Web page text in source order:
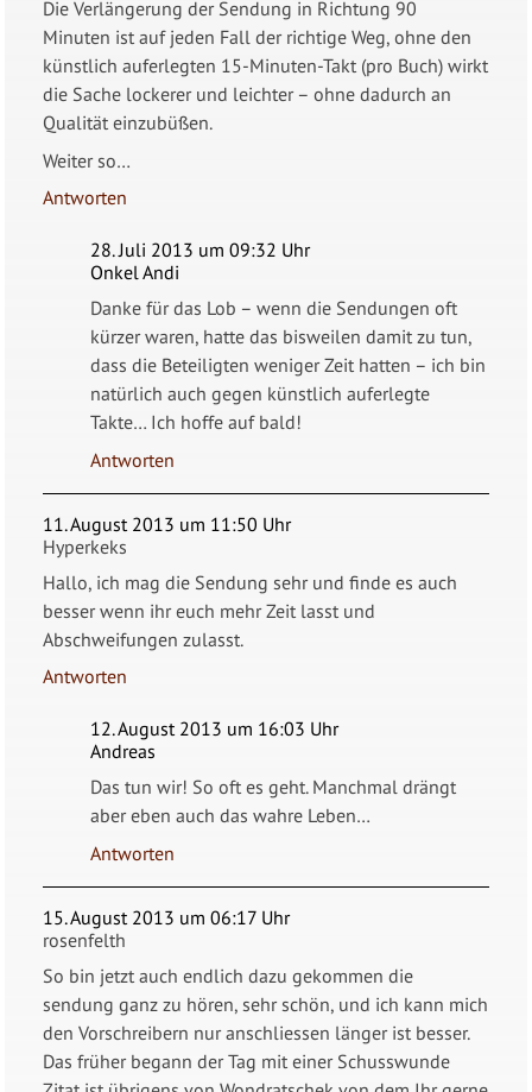
Die Verlängerung der Sendung in Richtung 90
Minuten ist auf jeden Fall der richtige Weg, ohne den
künstlich auferlegten 15-Minuten-Takt (pro Buch) wirkt
die Sache lockerer und leichter – ohne dadurch an
Qualität einzubüßen.
Weiter so…
Antworten
28. Juli 2013 um 09:32 Uhr
Onkel Andi
Danke für das Lob – wenn die Sendungen oft
kürzer waren, hatte das bisweilen damit zu tun,
dass die Beteiligten weniger Zeit hatten – ich bin
natürlich auch gegen künstlich auferlegte
Takte… Ich hoffe auf bald!
Antworten
11. August 2013 um 11:50 Uhr
Hyperkeks
Hallo, ich mag die Sendung sehr und finde es auch
besser wenn ihr euch mehr Zeit lasst und
Abschweifungen zulasst.
Antworten
12. August 2013 um 16:03 Uhr
Andreas
Das tun wir! So oft es geht. Manchmal drängt
aber eben auch das wahre Leben…
Antworten
15. August 2013 um 06:17 Uhr
rosenfelth
So bin jetzt auch endlich dazu gekommen die
sendung ganz zu hören, sehr schön, und ich kann mich
den Vorschreibern nur anschliessen länger ist besser.
Das früher begann der Tag mit einer Schusswunde